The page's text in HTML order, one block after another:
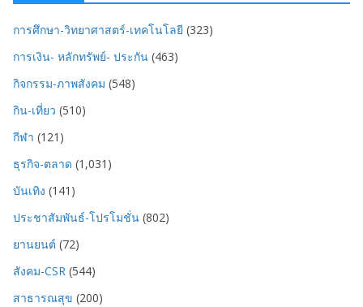
การศึกษา-วิทยาศาสตร์-เทคโนโลยี (323)
การเงิน- หลักทรัพย์- ประกัน (463)
กิจกรรม-ภาพสังคม (548)
กิน-เที่ยว (510)
กีฬา (121)
ธุรกิจ-ตลาด (1,031)
บันเทิง (141)
ประชาสัมพันธ์-โปรโมชั่น (802)
ยานยนต์ (72)
สังคม-CSR (544)
สาธารณสุข (200)